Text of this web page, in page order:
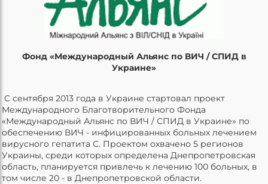
Фонд «Международный Альянс по ВИЧ / СПИД в
Украине»
С сентября 2013 года в Украине стартовал проект
Международного Благотворительного Фонда
«Международный Альянс по ВИЧ / СПИД в Украине» по
обеспечению ВИЧ - инфицированных больных лечением
вирусного гепатита С. Проектом охвачено 5 регионов
Украины, среди которых определена Днепропетровская
область, планируется привлечь к лечению 100 больных, в
том числе 20 - в Днепропетровской области.